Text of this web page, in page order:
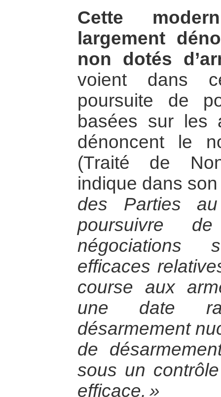
Cette
largement
non dotés
voient dans
poursuite de
basées sur les
dénoncent le
(Traité de
indique dans
des Parties
poursuivre
négociations
efficaces
course aux
une date
désarmement
de
sous un
efficace. »